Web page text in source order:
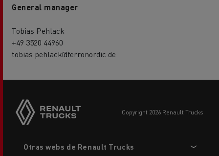
General manager
Tobias Pehlack
+49 3520 44960
tobias.pehlack@ferronordic.de
copyright 2026 Renault Trucks
menu
Otras webs de Renault Trucks